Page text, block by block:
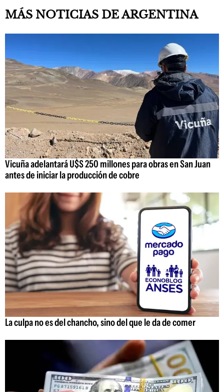
MÁS NOTICIAS DE ARGENTINA
Vicuña adelantará U$S 250 millones para obras en San Juan
antes de iniciar la producción de cobre
La culpa no es del chancho, sino del que le da de comer